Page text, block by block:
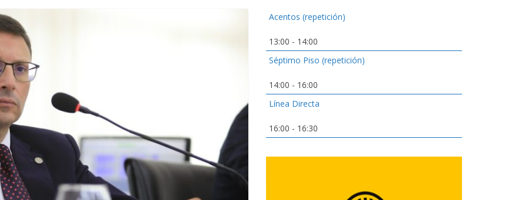
Acentos (repetición)
13:00 - 14:00
Séptimo Piso (repetición)
14:00 - 16:00
Línea Directa
16:00 - 16:30